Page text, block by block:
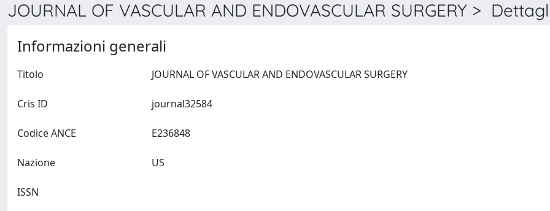
JOURNAL OF VASCULAR AND ENDOVASCULAR SURGERY >
Informazioni generali
Titolo
Cris ID
Codice ANCE
Nazione
ISSN